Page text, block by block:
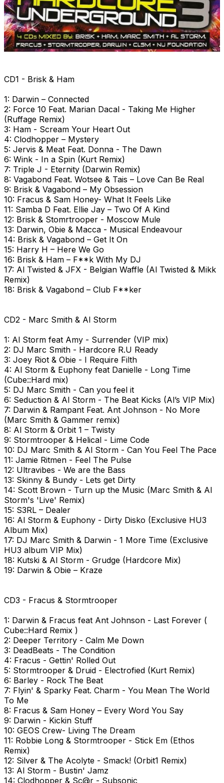
CD1 - Brisk & Ham
1: Darwin – Connected
2: Force 10 Feat. Marian Dacal - Taking Me Higher
(Ruffage Remix)
3: Ham - Scream Your Heart Out
4: Clodhopper – Mystery
5: Jervis & Meat Feat. Donna - The Dawn
6: Wink - In a Spin (Kurt Remix)
7: Triple J - Eternity (Darwin Remix)
8: Vagabond Feat. Wotsee & Tais – Love Can Be Real
9: Brisk & Vagabond – My Obsession
10: Fracus & Sam Honey- What It Feels Like
11: Samba D Feat. Ellie Jay – Two Of A Kind
12: Brisk & Stomrtrooper - Moscow Mule
13: Darwin, Obie & Macca - Musical Endeavour
14: Brisk & Vagabond – Get It On
15: Harry H – Here We Go
16: Brisk & Ham – F**k With My DJ
17: Al Twisted & JFX - Belgian Waffle (Al Twisted & Mikk
Remix)
18: Brisk & Vagabond – Club F**ker
CD2 - Marc Smith & Al Storm
1: Al Storm feat Amy - Surrender (VIP mix)
2: DJ Marc Smith - Hardcore R.U Ready
3: Joey Riot & Obie - I Require Filth
4: Al Storm & Euphony feat Danielle - Long Time
(Cube::Hard mix)
5: DJ Marc Smith - Can you feel it
6: Seduction & Al Storm - The Beat Kicks (Al’s VIP Mix)
7: Darwin & Rampant Feat. Ant Johnson - No More
(Marc Smith & Gammer remix)
8: Al Storm & Orbit 1 – Twisty
9: Stormtrooper & Helical - Lime Code
10: DJ Marc Smith & Al Storm - Can You Feel The Pace
11: Jamie Ritmen - Feel The Pulse
12: Ultravibes - We are the Bass
13: Skinny & Bundy - Lets get Dirty
14: Scott Brown - Turn up the Music (Marc Smith & Al
Storm's 'Live' Remix)
15: S3RL – Dealer
16: Al Storm & Euphony - Dirty Disko (Exclusive HU3
Album Mix)
17: DJ Marc Smith & Darwin - 1 More Time (Exclusive
HU3 album VIP Mix)
18: Kutski & Al Storm - Grudge (Hardcore Mix)
19: Darwin & Obie – Kraze
CD3 - Fracus & Stormtrooper
1: Darwin & Fracus feat Ant Johnson - Last Forever (
Cube::Hard Remix )
2: Deeper Territory - Calm Me Down
3: DeadBeats - The Condition
4: Fracus - Gettin' Rolled Out
5: Stormtrooper & Druid - Electrofied (Kurt Remix)
6: Barley - Rock The Beat
7: Flyin' & Sparky Feat. Charm - You Mean The World
To Me
8: Fracus & Sam Honey – Every Word You Say
9: Darwin - Kickin Stuff
10: GEOS Crew- Living The Dream
11: Robbie Long & Stormtrooper - Stick Em (Ethos
Remix)
12: Silver & The Acolyte - Smack! (Orbit1 Remix)
13: Al Storm - Bustin' Jamz
14: Clodhopper & Sc@r - Subsonic